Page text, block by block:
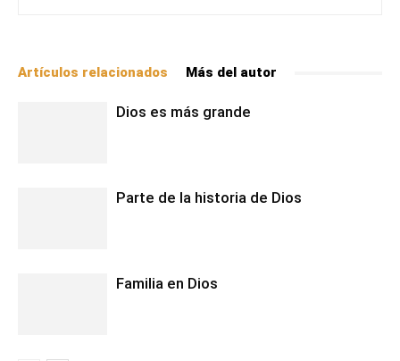
Artículos relacionados Más del autor
Dios es más grande
Parte de la historia de Dios
Familia en Dios